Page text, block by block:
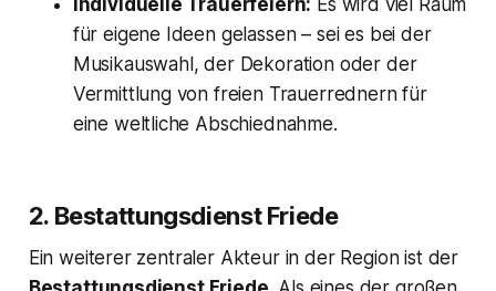
Individuelle Trauerfeiern: Es wird viel Raum
für eigene Ideen gelassen – sei es bei der
Musikauswahl, der Dekoration oder der
Vermittlung von freien Trauerrednern für
eine weltliche Abschiednahme.
2. Bestattungsdienst Friede
Ein weiterer zentraler Akteur in der Region ist der